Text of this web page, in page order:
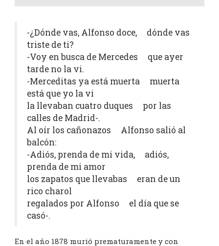
-¿Dónde vas, Alfonso doce, dónde vas
triste de ti?
-Voy en busca de Mercedes que ayer
tarde no la vi.
-Merceditas ya está muerta muerta
está que yo la vi
la llevaban cuatro duques por las
calles de Madrid-.
Al oír los cañonazos Alfonso salió al
balcón:
-Adiós, prenda de mi vida, adiós,
prenda de mi amor
los zapatos que llevabas eran de un
rico charol
regalados por Alfonso el día que se
casó-.
En el año 1878 murió prematuramente y con